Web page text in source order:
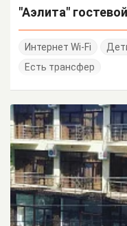
"Аэлита"
Интернет Wi-Fi
Есть трансфер